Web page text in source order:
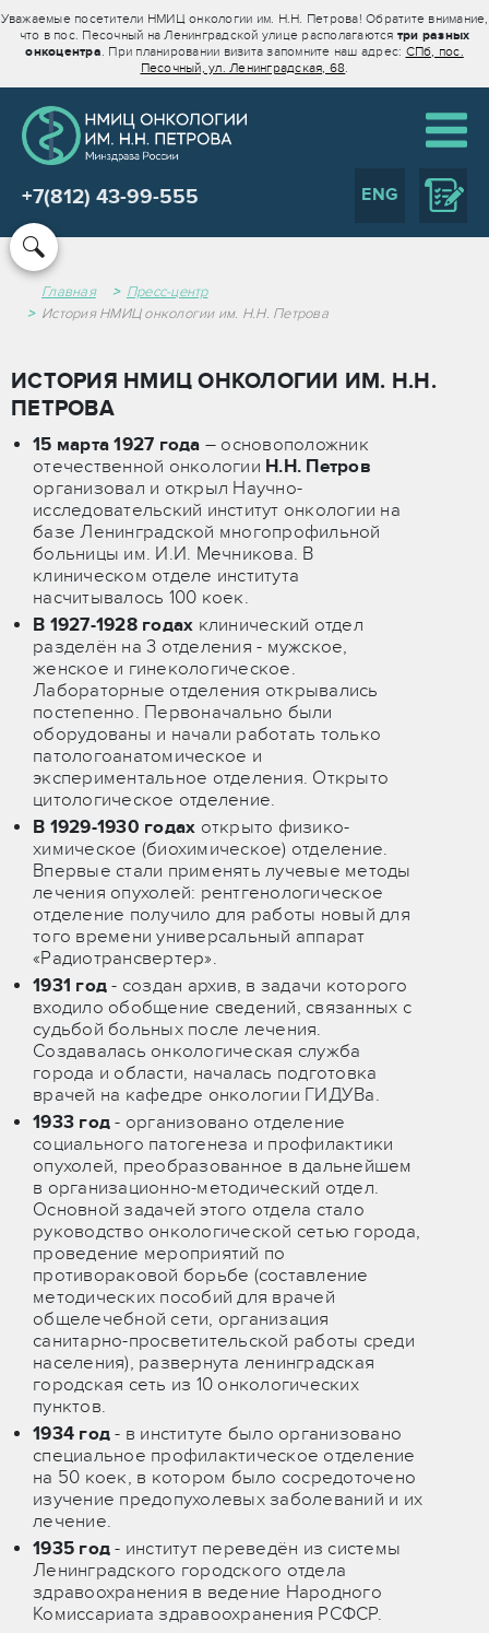
Уважаемые посетители НМИЦ онкологии им. Н.Н. Петрова! Обратите внимание,
что в пос. Песочный на Ленинградской улице располагаются три разных
онкоцентра. При планировании визита запомните наш адрес: СПб, пос.
Песочный, ул. Ленинградская, 68.
+7(812) 43-99-555 ENG
Главная
Пресс-центр
История НМИЦ онкологии им. Н.Н. Петрова
ИСТОРИЯ НМИЦ ОНКОЛОГИИ ИМ. Н.Н.
ПЕТРОВА
15 марта 1927 года – основоположник
отечественной онкологии Н.Н. Петров
организовал и открыл Научно-
исследовательский институт онкологии на
базе Ленинградской многопрофильной
больницы им. И.И. Мечникова. В
клиническом отделе института
насчитывалось 100 коек.
В 1927-1928 годах клинический отдел
разделён на 3 отделения - мужское,
женское и гинекологическое.
Лабораторные отделения открывались
постепенно. Первоначально были
оборудованы и начали работать только
патологоанатомическое и
экспериментальное отделения. Открыто
цитологическое отделение.
В 1929-1930 годах открыто физико-
химическое (биохимическое) отделение.
Впервые стали применять лучевые методы
лечения опухолей: рентгенологическое
отделение получило для работы новый для
того времени универсальный аппарат
«Радиотрансвертер».
1931 год - создан архив, в задачи которого
входило обобщение сведений, связанных с
судьбой больных после лечения.
Создавалась онкологическая служба
города и области, началась подготовка
врачей на кафедре онкологии ГИДУВа.
1933 год - организовано отделение
социального патогенеза и профилактики
опухолей, преобразованное в дальнейшем
в организационно-методический отдел.
Основной задачей этого отдела стало
руководство онкологической сетью города,
проведение мероприятий по
противораковой борьбе (составление
методических пособий для врачей
общелечебной сети, организация
санитарно-просветительской работы среди
населения), развернута ленинградская
городская сеть из 10 онкологических
пунктов.
1934 год - в институте было организовано
специальное профилактическое отделение
на 50 коек, в котором было сосредоточено
изучение предопухолевых заболеваний и их
лечение.
1935 год - институт переведён из системы
Ленинградского городского отдела
здравоохранения в ведение Народного
Комиссариата здравоохранения РСФСР.